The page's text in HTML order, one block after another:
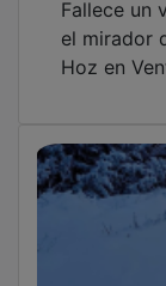
el mirador
Hoz en